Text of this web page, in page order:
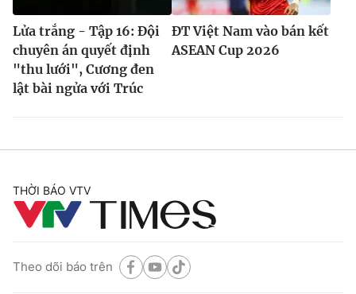
Lửa trắng - Tập 16: Đội
chuyên án quyết định
"thu lưới", Cương đen
lật bài ngửa với Trúc
ĐT Việt Nam vào bán kết
ASEAN Cup 2026
THỜI BÁO VTV
Theo dõi báo trên